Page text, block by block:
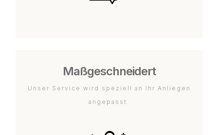
Maßgeschneidert
Unser Service wird speziell an Ihr Anliegen
angepasst.